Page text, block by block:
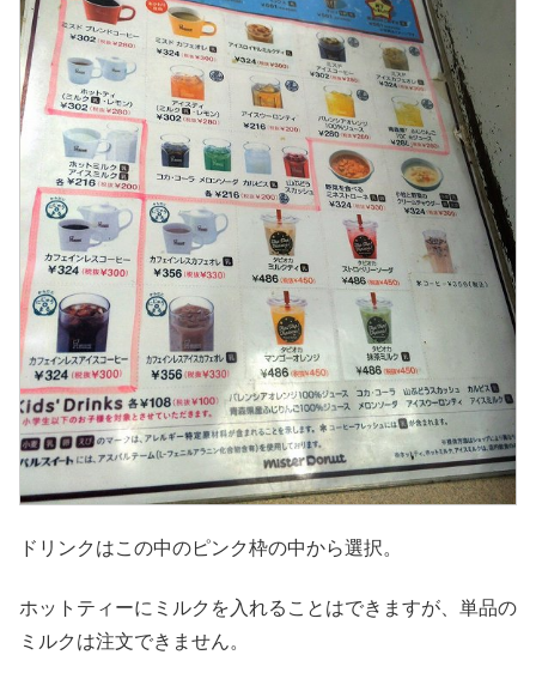
ドリンクはこの中のピンク枠の中から選択。
ホットティーにミルクを入れることはできますが、単品の
ミルクは注文できません。